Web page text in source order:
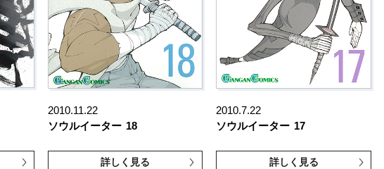
2010.11.22
ソウルイーター 18
詳しく見る
2010.7.22
ソウルイーター 17
詳しく見る